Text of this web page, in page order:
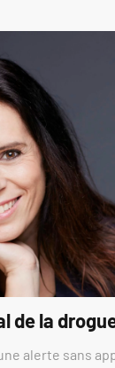
de la
alerte sans